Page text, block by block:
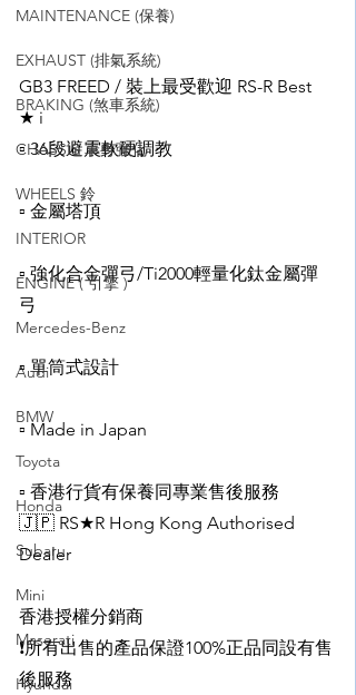
MAINTENANCE (保養)
EXHAUST (排氣系統)
BRAKING (煞車系統)
CHASSIS 車身強化
WHEELS 鈴
INTERIOR
ENGINE ( 引擎 )
Mercedes-Benz
Audi
BMW
Toyota
Honda
Subaru
Mini
Maserati
Hyundai
GB3 FREED / 裝上最受歡迎 RS-R Best
★ i
▫️ 36段避震軟硬調教
▫️ 金屬塔頂
▫️ 強化合金彈弓/Ti2000輕量化鈦金屬彈
弓
▫️ 單筒式設計
▫️ Made in Japan
▫️ 香港行貨有保養同專業售後服務
🇯🇵 RS★R Hong Kong Authorised
Dealer
香港授權分銷商
❗️所有出售的產品保證100%正品同設有售
後服務